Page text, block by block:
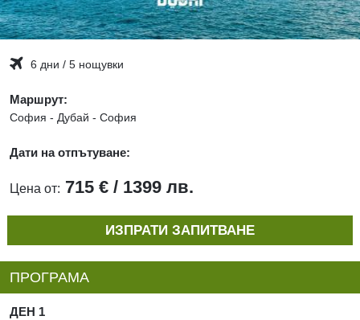
6 дни / 5 нощувки
Маршрут:
София - Дубай - София
Дати на отпътуване:
Цена от: 715 € / 1399 лв.
ИЗПРАТИ ЗАПИТВАНЕ
ПРОГРАМА
ДЕН 1